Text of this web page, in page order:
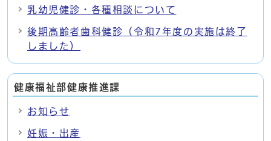
乳幼児健診・各種相談について
後期高齢者歯科健診（令和7年度の実施は終了
しました）
健康福祉部健康推進課
お知らせ
妊娠・出産